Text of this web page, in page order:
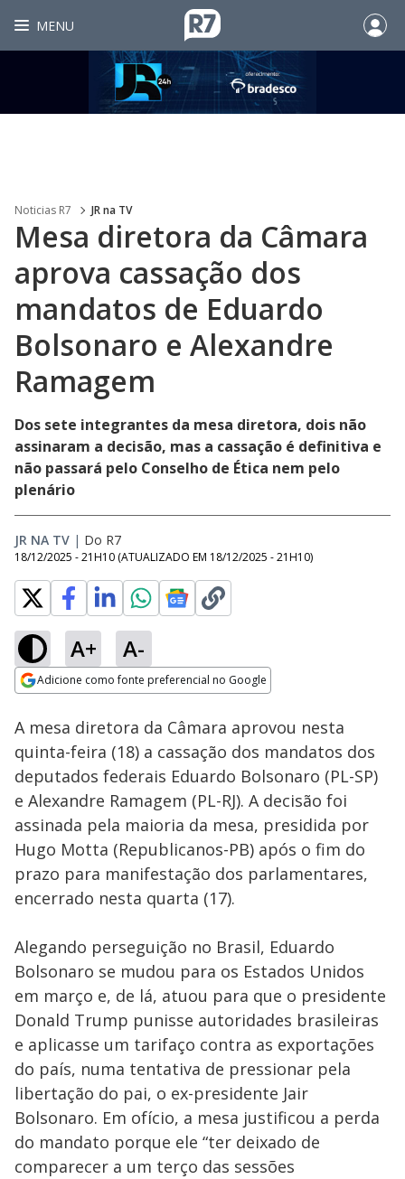
MENU
Noticias R7 JR na TV
Mesa diretora da Câmara
aprova cassação dos
mandatos de Eduardo
Bolsonaro e Alexandre
Ramagem
Dos sete integrantes da mesa diretora, dois não
assinaram a decisão, mas a cassação é definitiva e
não passará pelo Conselho de Ética nem pelo
plenário
JR NA TV | Do R7
18/12/2025 - 21H10 (ATUALIZADO EM 18/12/2025 - 21H10)
A+ A-
Adicione como fonte preferencial no Google
Ativar
Loaded:
50.77%
A mesa diretora da Câmara aprovou nesta
quinta-feira (18) a cassação dos mandatos dos
deputados federais Eduardo Bolsonaro (PL-SP)
e Alexandre Ramagem (PL-RJ). A decisão foi
assinada pela maioria da mesa, presidida por
Hugo Motta (Republicanos-PB) após o fim do
prazo para manifestação dos parlamentares,
encerrado nesta quarta (17).
Alegando perseguição no Brasil, Eduardo
Bolsonaro se mudou para os Estados Unidos
em março e, de lá, atuou para que o presidente
Donald Trump punisse autoridades brasileiras
e aplicasse um tarifaço contra as exportações
do país, numa tentativa de pressionar pela
libertação do pai, o ex-presidente Jair
Bolsonaro. Em ofício, a mesa justificou a perda
do mandato porque ele “ter deixado de
comparecer a um terço das sessões